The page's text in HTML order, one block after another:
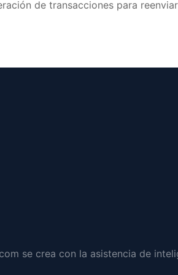
de transacciones para
se crea con la asistencia de